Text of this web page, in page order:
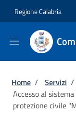
Regione Calabria
Briciole
Home / Servizi /
Accesso al
protezione civile